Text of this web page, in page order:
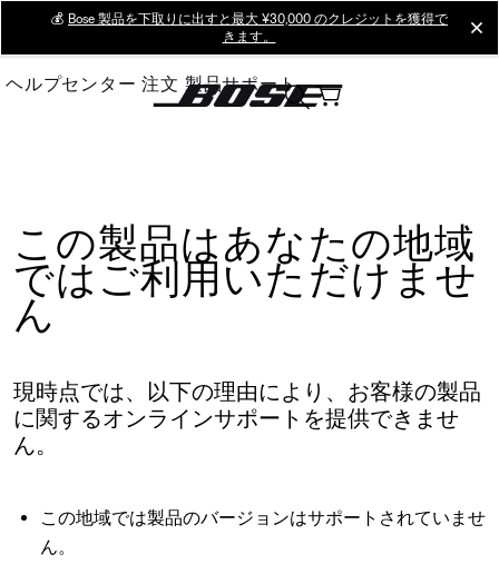
Main
💰 Bose 製品を下取りに出すと最大 ¥30,000 のクレジットを獲得で
きます。
ヘルプセンター 注文 製品サポート
この製品はあなたの地域
ではご利用いただけませ
ん
現時点では、以下の理由により、お客様の製品
に関するオンラインサポートを提供できませ
ん。
この地域では製品のバージョンはサポートされていませ
ん。